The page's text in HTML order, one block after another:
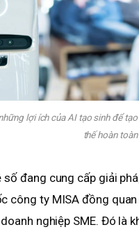
lợi ích của AI tạo sinh để
thế hoàn toàn
đang cung cấp giải
công ty MISA đồng
nghiệp SME. Đó là